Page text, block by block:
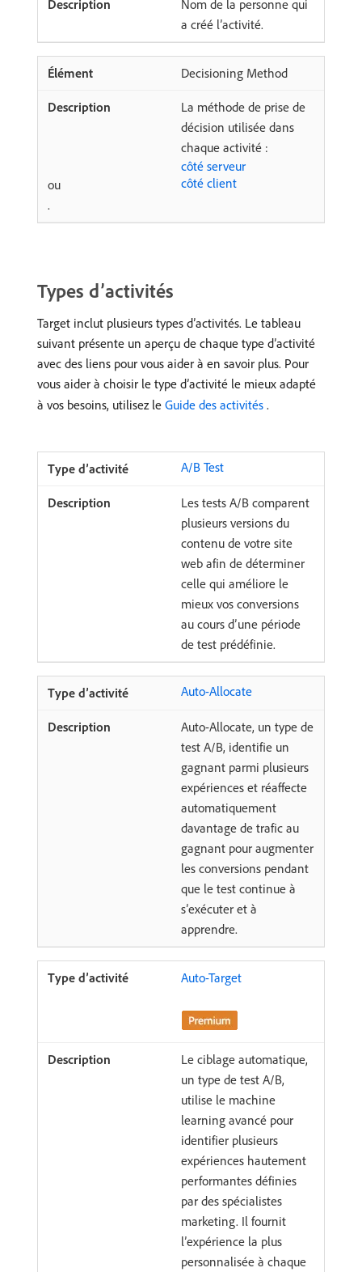
Nom de la personne qui
a créé l’activité.
Decisioning Method
La méthode de prise de
décision utilisée dans
chaque activité :
côté serveur
ou
côté client
.
Types d’activités
Target inclut plusieurs types d’activités. Le tableau
suivant présente un aperçu de chaque type d’activité
avec des liens pour vous aider à en savoir plus. Pour
vous aider à choisir le type d’activité le mieux adapté
à vos besoins, utilisez le Guide des activités ​ .
A/B Test
Les tests A/B comparent
plusieurs versions du
contenu de votre site
web afin de déterminer
celle qui améliore le
mieux vos conversions
au cours d’une période
de test prédéfinie.
Auto-Allocate
Auto-Allocate, un type de
test A/B, identifie un
gagnant parmi plusieurs
expériences et réaffecte
automatiquement
davantage de trafic au
gagnant pour augmenter
les conversions pendant
que le test continue à
s’exécuter et à
apprendre.
Auto-Target
Le ciblage automatique,
un type de test A/B,
utilise le machine
learning avancé pour
identifier plusieurs
expériences hautement
performantes définies
par des spécialistes
marketing. Il fournit
l’expérience la plus
personnalisée à chaque